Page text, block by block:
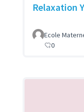
Relaxation
Ecole
0